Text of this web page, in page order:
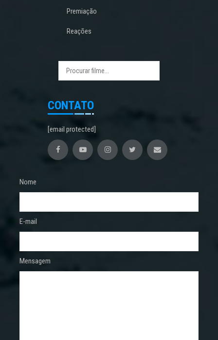
Premiação
Reações
CONTATO
[email protected]
Nome
E-mail
Mensagem